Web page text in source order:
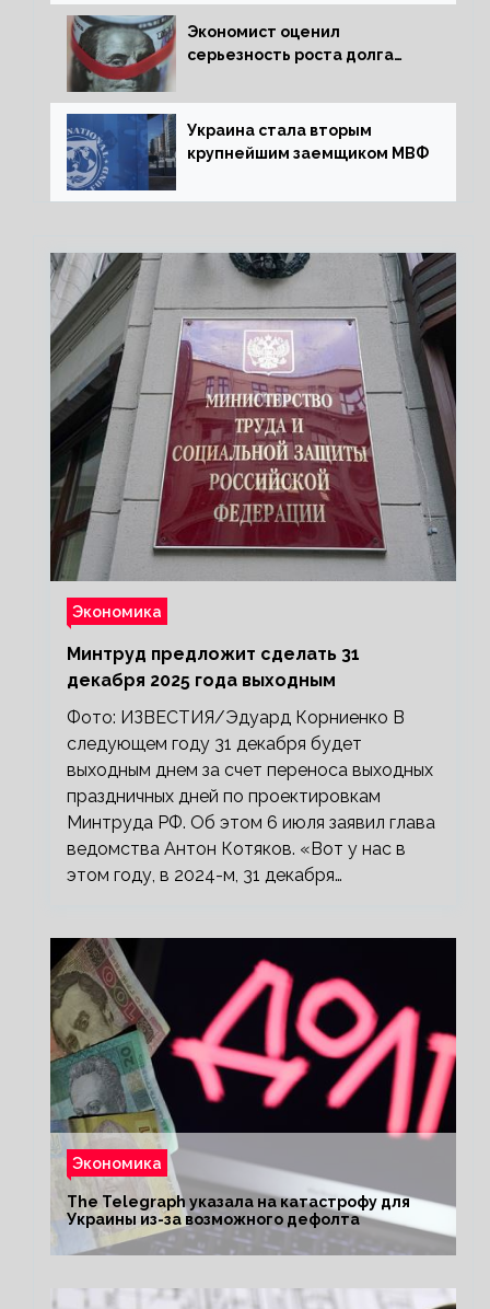
Экономист оценил
серьезность роста долга
Украина стала вторым
крупнейшим заемщиком МВФ
Экономика
Минтруд предложит сделать 31
декабря 2025 года выходным
Фото: ИЗВЕСТИЯ/Эдуард Корниенко В
следующем году 31 декабря будет
выходным днем за счет переноса выходных
праздничных дней по проектировкам
Минтруда РФ. Об этом 6 июля заявил глава
ведомства Антон Котяков. «Вот у нас в
этом году, в 2024-м, 31 декабря…
Экономика
The Telegraph указала на катастрофу для
Украины из-за возможного дефолта